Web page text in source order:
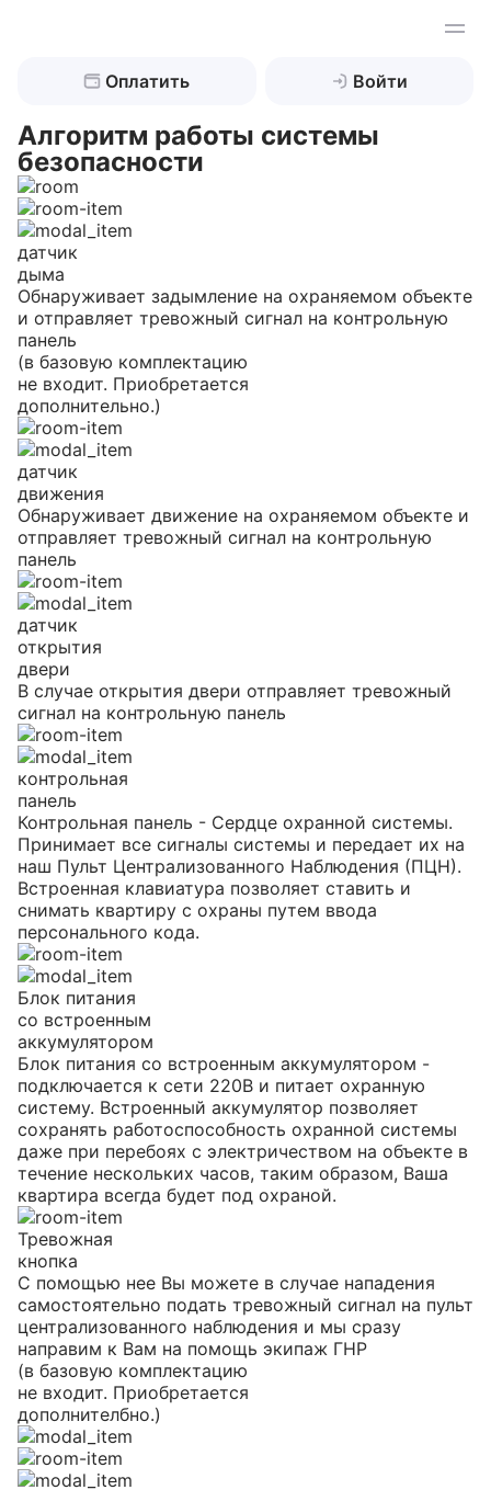
Оплатить Войти
Охрана жилой недвижимости
Дом, коттедж
Квартира
Дача
Гараж
Охрана бизнес-объектов
Склады
Промышленные объекты
Ювелирные магазины
Офисы
Магазины
Банки
Рестораны, кафе
Техническая охрана
Видеонаблюдение
Охрана периметра
Тревожная кнопка
Охранная сигнализация
Пожарная сигнализация
Системы контроля управления доступом (СКУД)
Пультовая охрана
Обслуживание оборудования
Клиентам
Цены
Оплата
Личный кабинет
Как это работает
Ответы на вопросы
Акции
О компании
О компании
Вакансии
Новости
Блог
Отзывы и благодарности
Лицензии
Реквизиты
Контакты
8(846)202-90-90
Отдел продаж
Заказать звонок
Охраняем объекты в Самаре,
Тольятти и области с 2002 года
Алгоритм работы системы
безопасности
датчик
дыма
Обнаруживает задымление на охраняемом объекте
и отправляет тревожный сигнал на контрольную
панель
(в базовую комплектацию
не входит. Приобретается
дополнительно.)
датчик
движения
Обнаруживает движение на охраняемом объекте и
отправляет тревожный сигнал на контрольную
панель
датчик
открытия
двери
В случае открытия двери отправляет тревожный
сигнал на контрольную панель
контрольная
панель
Контрольная панель - Сердце охранной системы.
Принимает все сигналы системы и передает их на
наш Пульт Централизованного Наблюдения (ПЦН).
Встроенная клавиатура позволяет ставить и
снимать квартиру с охраны путем ввода
персонального кода.
Блок питания
со встроенным
аккумулятором
Блок питания со встроенным аккумулятором -
подключается к сети 220В и питает охранную
систему. Встроенный аккумулятор позволяет
сохранять работоспособность охранной системы
даже при перебоях с электричеством на объекте в
течение нескольких часов, таким образом, Ваша
квартира всегда будет под охраной.
Тревожная
кнопка
С помощью нее Вы можете в случае нападения
самостоятельно подать тревожный сигнал на пульт
централизованного наблюдения и мы сразу
направим к Вам на помощь экипаж ГНР
(в базовую комплектацию
не входит. Приобретается
дополнителбно.)